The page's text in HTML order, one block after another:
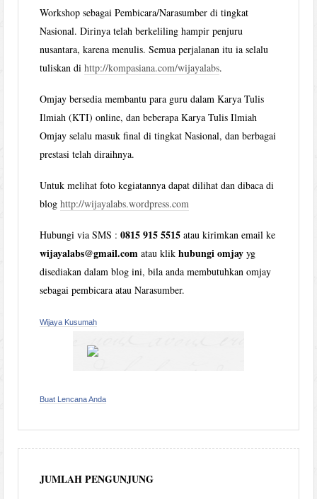
Workshop sebagai Pembicara/Narasumber di tingkat
Nasional. Dirinya telah berkeliling hampir penjuru
nusantara, karena menulis. Semua perjalanan itu ia selalu
tuliskan dihttp://kompasiana.com/wijayalabs.
Omjay bersedia membantu para guru dalam Karya Tulis
Ilmiah (KTI) online, dan beberapa Karya Tulis Ilmiah
Omjay selalu masuk final di tingkat Nasional, dan berbagai
prestasi telah diraihnya.
Untuk melihat foto kegiatannya dapat dilihat dan dibaca di
bloghttp://wijayalabs.wordpress.com
Hubungi via SMS :0815 915 5515 atau kirimkan email ke
wijayalabs@gmail.com atau klikhubungi omjay yg
disediakan dalam blog ini, bila anda membutuhkan omjay
sebagai pembicara atau Narasumber.
Wijaya Kusumah
Buat Lencana Anda
JUMLAH PENGUNJUNG